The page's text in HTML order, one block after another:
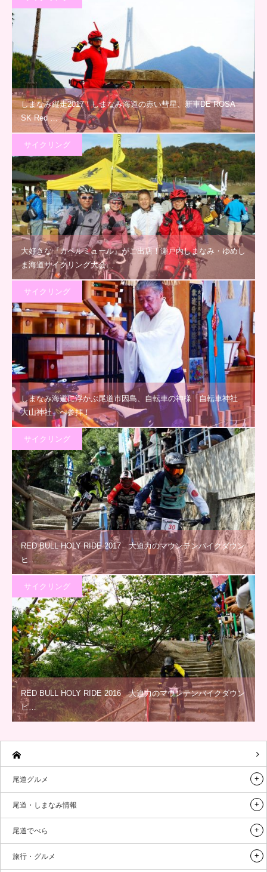
しまなみ縦走2017！しまなみ海道の赤い彗星、新車DE ROSA
SK Red …
サイクリング
大好きな『カペルミュール』がご出店！瀬戸内しまなみ・ゆめし
ま海道サイクリング大会…
サイクリング
しまなみ海道に浮かぶ尾道市因島、自転車の神様「自転車神社
大山神社」へ参拝！
サイクリング
RED BULL HOLY RIDE 2017 大迫力のマウンテンバイクダウン
ヒ…
サイクリング
RED BULL HOLY RIDE 2016 大迫力のマウンテンバイクダウン
ヒ…
尾道グルメ
尾道・しまなみ情報
尾道でべら
旅行・グルメ